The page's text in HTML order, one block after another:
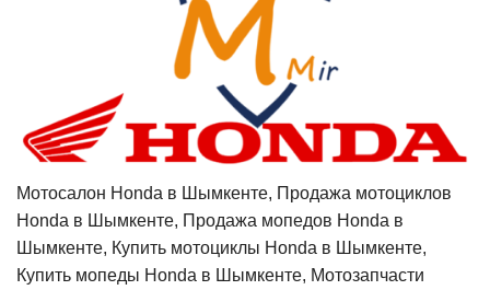
Мотосалон Honda в Шымкенте, Продажа мотоциклов
Honda в Шымкенте, Продажа мопедов Honda в
Шымкенте, Купить мотоциклы Honda в Шымкенте,
Купить мопеды Honda в Шымкенте, Мотозапчасти